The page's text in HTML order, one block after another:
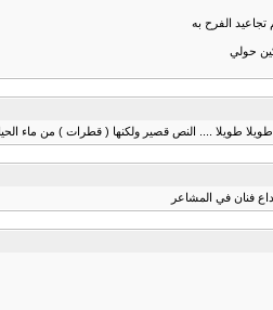
الفرح به
حولي
طويلا طويلا .... النص قصير ولكنها ( قطرات ) من ماء
فنان في المشاعر